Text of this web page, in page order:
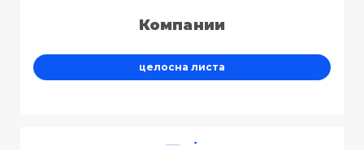
Компании
целосна листа